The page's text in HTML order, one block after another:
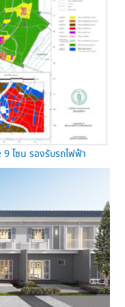
โซน รองรับรถไฟฟ้า